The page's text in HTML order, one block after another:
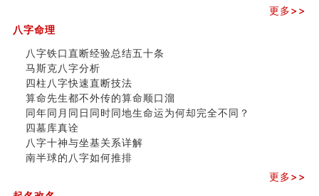
刘燮鈞讲人相 手纹与命运(一)
玄空本义 (二)
大門風水五大禁忌！大門風水擺設？門中門風水解方？
出现这几种面相桃花泛
寓意好的五行属水的汉字有哪些？五行属水的汉字大全
玄空本义 (一)
＂天下第一关＂的由来
无名指长的人有艺术天赋？手指长短能看出什么？
六爻測住宅風水 (三)
別再一知半解！正解住宅風水十大禁忌
更多>>
八字命理
八字铁口直断经验总结五十条
马斯克八字分析
四柱八字快速直断技法
算命先生都不外传的算命顺口溜
同年同月同日同时同地生命运为何却完全不同？
四墓库真诠
八字十神与坐基关系详解
南半球的八字如何推排
更多>>